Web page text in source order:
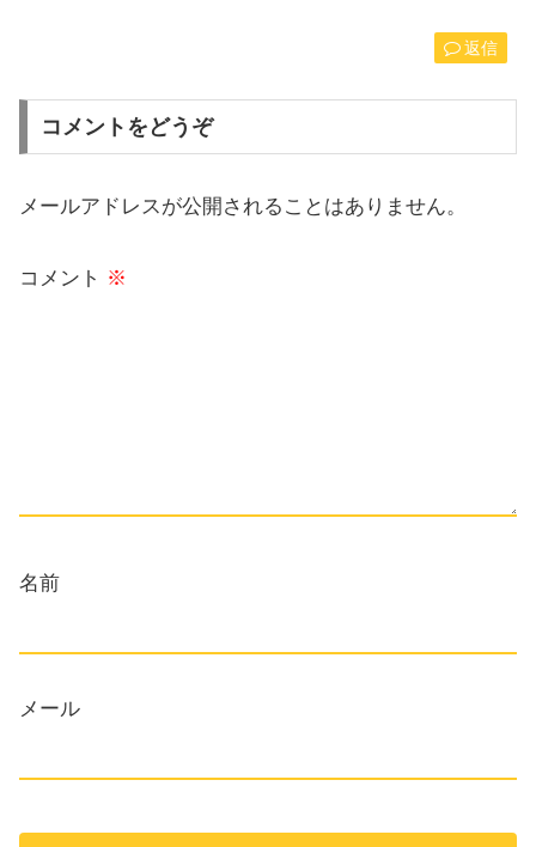
返信
コメントをどうぞ
メールアドレスが公開されることはありません。
コメント ※
名前
メール